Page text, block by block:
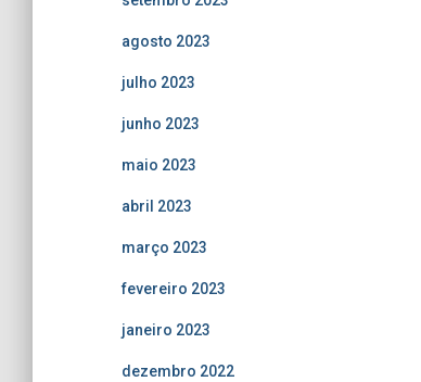
agosto 2023
julho 2023
junho 2023
maio 2023
abril 2023
março 2023
fevereiro 2023
janeiro 2023
dezembro 2022